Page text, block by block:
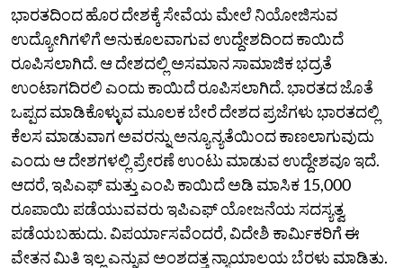
ಭಾರತದಿಂದ ಹೊರ ದೇಶಕ್ಕೆ ಸೇವೆಯ ಮೇಲೆ ನಿಯೋಜಿಸುವ
ಉದ್ಯೋಗಿಗಳಿಗೆ ಅನುಕೂಲವಾಗುವ ಉದ್ದೇಶದಿಂದ ಕಾಯಿದೆ
ರೂಪಿಸಲಾಗಿದೆ. ಆ ದೇಶದಲ್ಲಿ ಅಸಮಾನ ಸಾಮಾಜಿಕ ಭದ್ರತೆ
ಉಂಟಾಗದಿರಲಿ ಎಂದು ಕಾಯಿದೆ ರೂಪಿಸಲಾಗಿದೆ. ಭಾರತದ ಜೊತೆ
ಒಪ್ಪದ ಮಾಡಿಕೊಳ್ಳುವ ಮೂಲಕ ಬೇರೆ ದೇಶದ ಪ್ರಜೆಗಳು ಭಾರತದಲ್ಲಿ
ಕೆಲಸ ಮಾಡುವಾಗ ಅವರನ್ನು ಅನ್ಯೂನ್ಯತೆಯಿಂದ ಕಾಣಲಾಗುವುದು
ಎಂದು ಆ ದೇಶಗಳಲ್ಲಿ ಪ್ರೇರಣೆ ಉಂಟು ಮಾಡುವ ಉದ್ದೇಶವೂ ಇದೆ.
ಆದರೆ, ಇಪಿಎಫ್‌ ಮತ್ತು ಎಂಪಿ ಕಾಯಿದೆ ಅಡಿ ಮಾಸಿಕ 15,000
ರೂಪಾಯಿ ಪಡೆಯುವವರು ಇಪಿಎಫ್‌ ಯೋಜನೆಯ ಸದಸ್ಯತ್ವ
ಪಡೆಯಬಹುದು. ವಿಪರ್ಯಾಸವೆಂದರೆ, ವಿದೇಶಿ ಕಾರ್ಮಿಕರಿಗೆ ಈ
ವೇತನ ಮಿತಿ ಇಲ್ಲ ಎನ್ನುವ ಅಂಶದತ್ತ ನ್ಯಾಯಾಲಯ ಬೆರಳು ಮಾಡಿತು.